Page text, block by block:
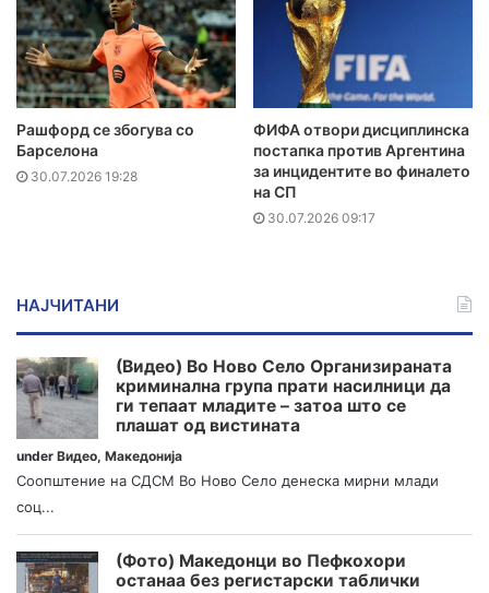
Рашфорд се збогува со
Барселона
30.07.2026 19:28
ФИФА отвори дисциплинска
постапка против Аргентина
за инцидентите во финалето
на СП
30.07.2026 09:17
НАЈЧИТАНИ
(Видео) Во Ново Село Организираната
криминална група прати насилници да
ги тепаат младите – затоа што се
плашат од вистината
under Видео, Македонија
Соопштение на СДСМ Во Ново Село денеска мирни млади
соц...
(Фото) Македонци во Пефкохори
останаа без регистарски таблички